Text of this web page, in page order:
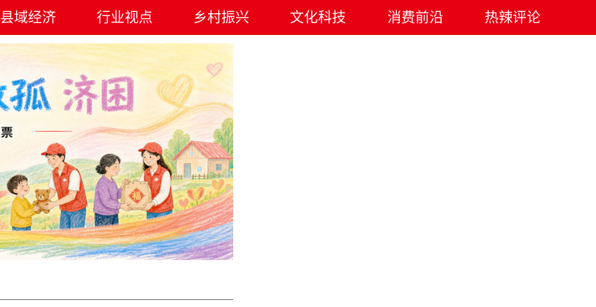
县域经济 行业视点 乡村振兴 文化科技 消费前沿 热辣评论